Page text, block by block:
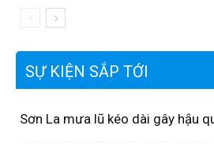
SỰ KIỆN SẮP TỚI
Sơn La mưa lũ kéo dài gây hậu